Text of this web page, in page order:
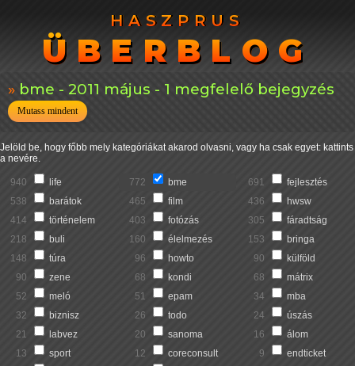
HASZPRUS
ÜBERBLOG
HASZPRUS
ÜBERBLOG
bme - 2011 május - 1 megfelelő bejegyzés
Mutass mindent
Jelöld be, hogy főbb mely kategóriákat akarod olvasni, vagy ha csak egyet: kattints
a nevére.
940 life 772 bme 691
fejlesztés
538
barátok 465 film 436
hwsw
414
történelem 403 fotózás 305
fáradtság
218
buli 160 élelmezés 153
bringa
148
túra 96 howto 90
külföld
90
zene 68 kondi 68
mátrix
52
meló 51 epam 34
mba
32
biznisz 26 todo 24
úszás
21
labvez 20 sanoma 16
álom
13
sport 12 coreconsult 9
endticket